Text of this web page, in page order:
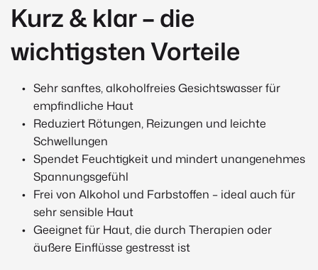
Kurz & klar – die
wichtigsten Vorteile
Sehr sanftes, alkoholfreies Gesichtswasser für
empfindliche Haut
Reduziert Rötungen, Reizungen und leichte
Schwellungen
Spendet Feuchtigkeit und mindert unangenehmes
Spannungsgefühl
Frei von Alkohol und Farbstoffen – ideal auch für
sehr sensible Haut
Geeignet für Haut, die durch Therapien oder
äußere Einflüsse gestresst ist